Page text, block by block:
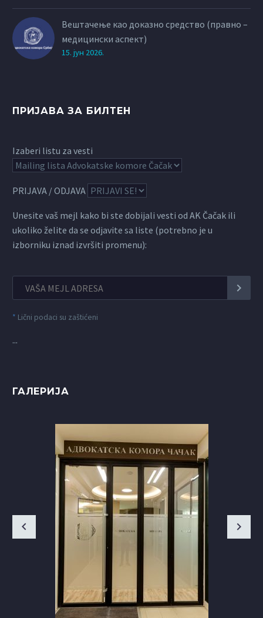
Вештачење као доказно средство (правно –
медицински аспект)
15. јун 2026.
ПРИЈАВА ЗА БИЛТЕН
Izaberi listu za vesti
PRIJAVA / ODJAVA
Unesite vaš mejl kako bi ste dobijali vesti od AK Čačak ili
ukoliko želite da se odjavite sa liste (potrebno je u
izborniku iznad izvršiti promenu):
* Lični podaci su zaštićeni
...
ГАЛЕРИЈА